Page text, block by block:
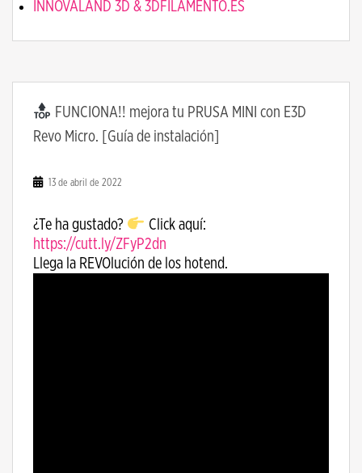
INNOVALAND 3D & 3DFILAMENTO.ES
FUNCIONA!! mejora tu PRUSA MINI con E3D
Revo Micro. [Guía de instalación]
13 de abril de 2022
¿Te ha gustado?
Click aquí:
https://cutt.ly/ZFyP2dn
Llega la REVOlución de los hotend.